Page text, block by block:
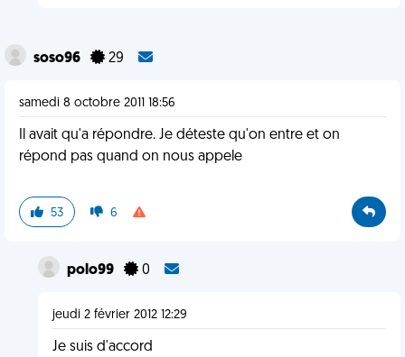
soso96 29
samedi 8 octobre 2011 18:56
Il avait qu'a répondre. Je déteste qu'on entre et on
répond pas quand on nous appele
53 6
polo99 0
jeudi 2 février 2012 12:29
Je suis d'accord